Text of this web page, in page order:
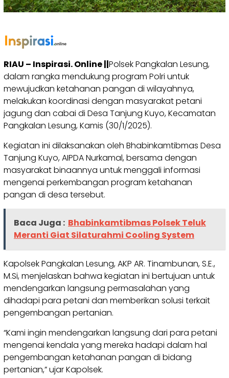
RIAU – Inspirasi. Online ||Polsek Pangkalan Lesung,
dalam rangka mendukung program Polri untuk
mewujudkan ketahanan pangan di wilayahnya,
melakukan koordinasi dengan masyarakat petani
jagung dan cabai di Desa Tanjung Kuyo, Kecamatan
Pangkalan Lesung, Kamis (30/1/2025).
Kegiatan ini dilaksanakan oleh Bhabinkamtibmas Desa
Tanjung Kuyo, AIPDA Nurkamal, bersama dengan
masyarakat binaannya untuk menggali informasi
mengenai perkembangan program ketahanan
pangan di desa tersebut.
Baca Juga : Bhabinkamtibmas Polsek Teluk
Meranti Giat Silaturahmi Cooling System
Kapolsek Pangkalan Lesung, AKP AR. Tinambunan, S.E.,
M.Si, menjelaskan bahwa kegiatan ini bertujuan untuk
mendengarkan langsung permasalahan yang
dihadapi para petani dan memberikan solusi terkait
pengembangan pertanian.
“Kami ingin mendengarkan langsung dari para petani
mengenai kendala yang mereka hadapi dalam hal
pengembangan ketahanan pangan di bidang
pertanian,” ujar Kapolsek.